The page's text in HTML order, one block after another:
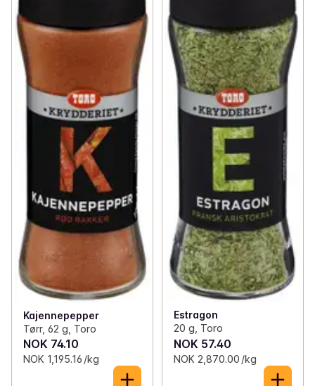
Kajennepepper
Tørr, 62 g, Toro
NOK 74.10
NOK 1,195.16 /kg
Estragon
20 g, Toro
NOK 57.40
NOK 2,870.00 /kg